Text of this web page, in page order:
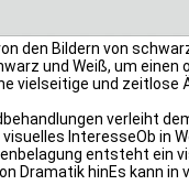
den Bildern von
und Weiß, um
und zeitlose
verleiht
InteresseOb in
entsteht
Dramatik hinEs kann